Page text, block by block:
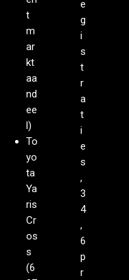
t
m
ar
kt
aa
nd
ee
l)
To
yo
ta
Ya
ris
Cr
os
s
(6
e
g
i
s
t
r
a
t
i
e
s
,
3
4
,
6
p
r